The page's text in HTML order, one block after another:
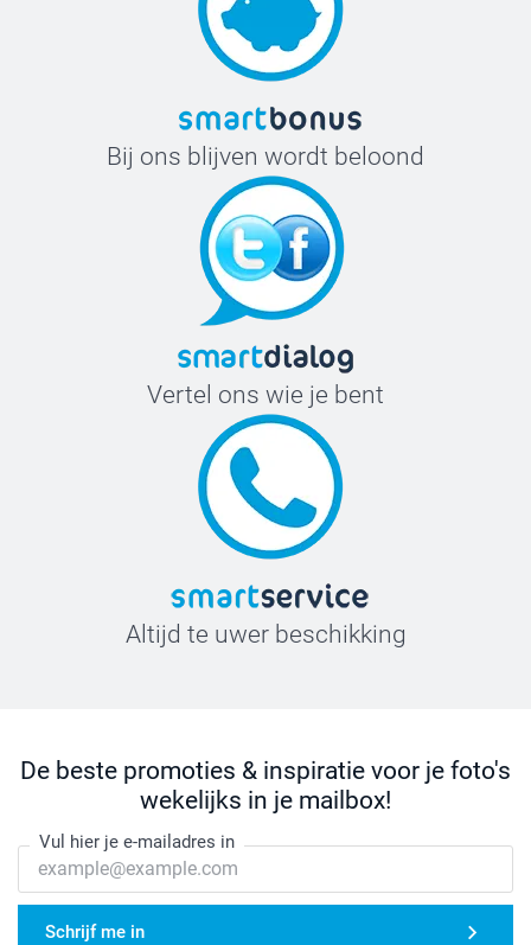
Bij ons blijven wordt beloond
Vertel ons wie je bent
Altijd te uwer beschikking
De beste promoties & inspiratie voor je foto's
wekelijks in je mailbox!
Vul hier je e-mailadres in
Schrijf me in